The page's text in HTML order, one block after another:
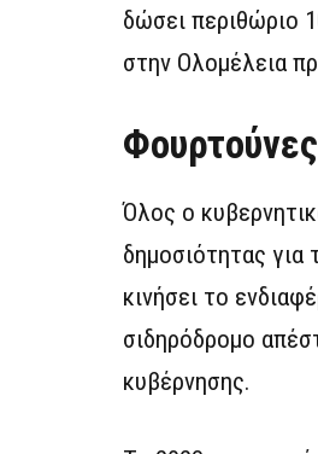
δώσει περιθώριο
στην Ολομέλεια
Όλος ο
δημοσιότητας
κινήσει το
σιδηρόδρομο
κυβέρνησης.